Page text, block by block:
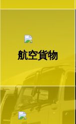
航空貨物